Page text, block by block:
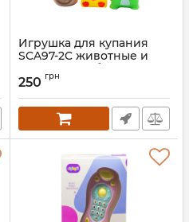
Игрушка для купания
SCA97-2C животные и
фигуры 7шт, брызгалка
Артикул:
250 грн